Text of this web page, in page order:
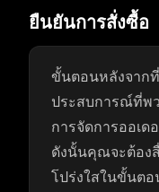
ยืนยันการสั่งซื้อ
ขั้นตอนหลังจาก
ประสบการณ์ที่พ
การจัดการออเ
ดังนั้นคุณจะต้อง
โปร่งใสในขั้นต